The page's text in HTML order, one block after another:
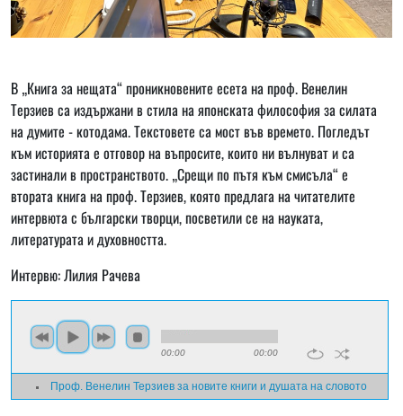
В „Книга за нещата“ проникновените есета на проф. Венелин
Терзиев са издържани в стила на японската философия за силата
на думите - котодама. Текстовете са мост във времето. Погледът
към историята е отговор на въпросите, които ни вълнуват и са
застинали в пространството. „Срещи по пътя към смисъла“ е
втората книга на проф. Терзиев, която предлага на читателите
интервюта с български творци, посветили се на науката,
литературата и духовността.
Интервю: Лилия Рачева
00:00 00:00
Проф. Венелин Терзиев за новите книги и душата на словото